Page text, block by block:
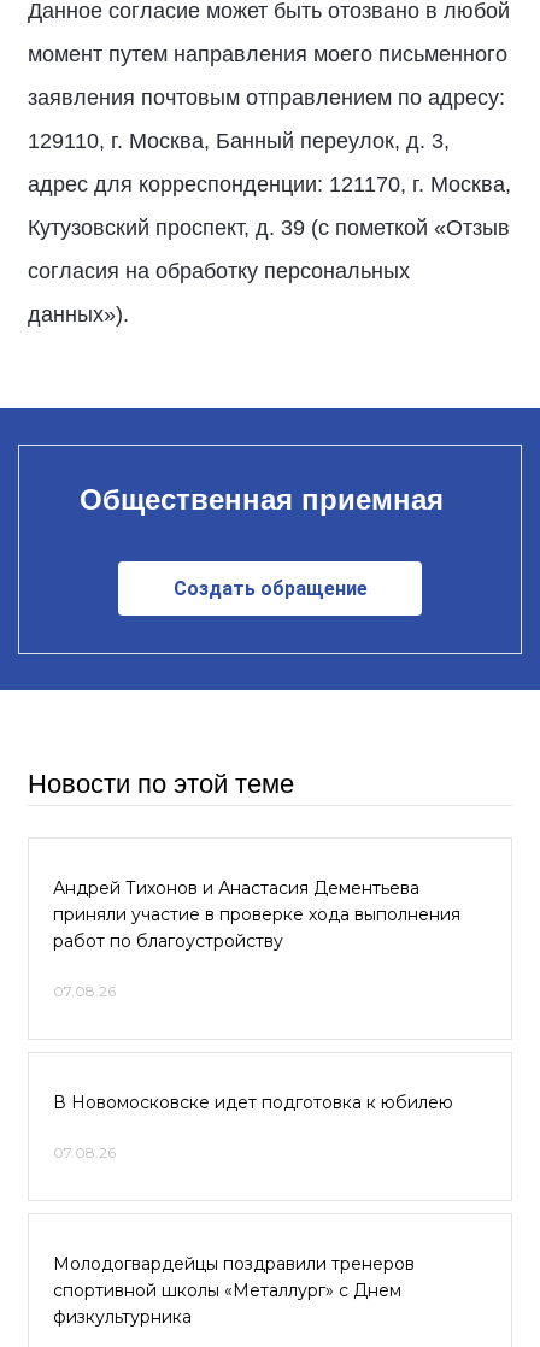
Данное согласие может быть отозвано в любой
момент путем направления моего письменного
заявления почтовым отправлением по адресу:
129110, г. Москва, Банный переулок, д. 3,
адрес для корреспонденции: 121170, г. Москва,
Кутузовский проспект, д. 39 (с пометкой «Отзыв
согласия на обработку персональных
данных»).
Общественная приемная
Создать обращение
Новости по этой теме
Андрей Тихонов и Анастасия Дементьева
приняли участие в проверке хода выполнения
работ по благоустройству
07.08.26
В Новомосковске идет подготовка к юбилею
07.08.26
Молодогвардейцы поздравили тренеров
спортивной школы «Металлург» с Днем
физкультурника